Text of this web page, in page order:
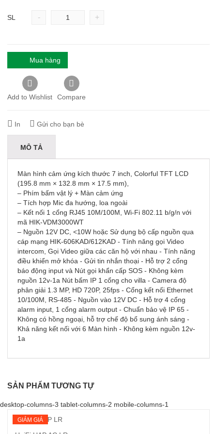
SL - +
Mua hàng
Add to Wishlist Compare
In Gửi cho bạn bè
MÔ TẢ
Màn hình cảm ứng kích thước 7 inch, Colorful TFT LCD
(195.8 mm × 132.8 mm × 17.5 mm),
– Phím bấm vật lý + Màn cảm ứng
– Tích hợp Mic đa hướng, loa ngoài
– Kết nối 1 cổng RJ45 10M/100M, Wi-Fi 802.11 b/g/n với
mã HIK-VDM3000WT
– Nguồn 12V DC, <10W hoặc Sử dụng bộ cấp nguồn qua
cáp mạng HIK-606KAD/612KAD - Tính năng gọi Video
intercom, Gọi Video giữa các căn hộ với nhau - Tính năng
điều khiển mở khóa - Gửi tin nhắn thoại - Hỗ trợ 2 cổng
báo động input và Nút gọi khẩn cấp SOS - Không kèm
nguồn 12v-1a Nút bấm IP 1 cổng cho villa - Camera độ
phân giải 1.3 MP, HD 720P, 25fps - Cổng kết nối Ethernet
10/100M, RS-485 - Nguồn vào 12V DC - Hỗ trợ 4 cổng
alarm input, 1 cổng alarm output - Chuẩn bảo vệ IP 65 -
Không có hồng ngoại, hỗ trợ chế độ bổ sung ánh sáng -
Khả năng kết nối với 6 Màn hình - Không kèm nguồn 12v-
1a
SẢN PHẨM TƯƠNG TỰ
desktop-columns-3 tablet-columns-2 mobile-columns-1
GIẢM GIÁ